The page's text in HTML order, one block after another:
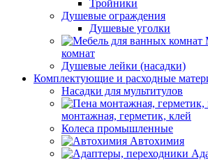
Тройники
Душевые ограждения
Душевые уголки
комнат
Душевые лейки (насадки)
Комплектующие и расходные
Насадки для мультитулов
монтажная, герметик, клей
Колеса промышленные
Автохимия